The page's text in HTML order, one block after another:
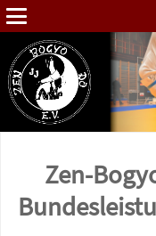
Zen-